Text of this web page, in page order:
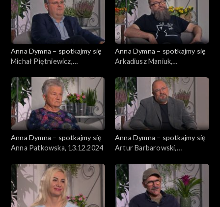
Anna Dymna – spotkajmy się
Michał Piętniewicz,
Anna Dymna – spotkajmy się
Arkadiusz Maniuk,
Anna Dymna – spotkajmy się
Anna Patkowska, 13.12.2024
Anna Dymna – spotkajmy się
Artur Barbarowski,